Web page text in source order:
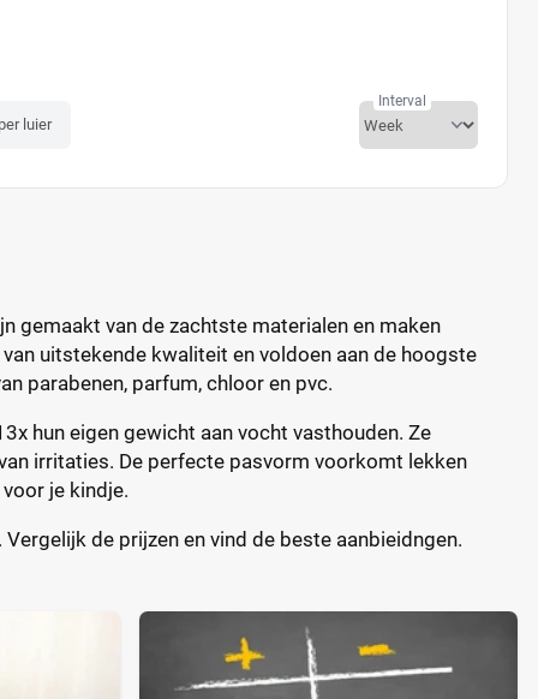
luier
Interval
gemaakt van de zachtste materialen en maken
uitstekende kwaliteit en voldoen aan de hoogste
parabenen, parfum, chloor en pvc.
hun eigen gewicht aan vocht vasthouden. Ze
irritaties. De perfecte pasvorm voorkomt lekken
je kindje.
de prijzen en vind de beste aanbieidngen.